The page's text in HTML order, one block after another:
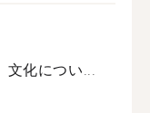
文化につい...